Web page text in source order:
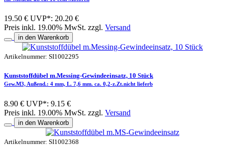
19.50 € UVP*: 20.20 €
Preis inkl. 19.00% MwSt. zzgl. Versand
in den Warenkorb
Artikelnummer: SI1002295
Kunststoffdübel m.Messing-Gewindeeinsatz, 10 Stück
Gew.M3, Außend.: 4 mm, L. 7,6 mm. ca. 0,2-z.Zt.nicht lieferb
8.90 € UVP*: 9.15 €
Preis inkl. 19.00% MwSt. zzgl. Versand
in den Warenkorb
Artikelnummer: SI1002368